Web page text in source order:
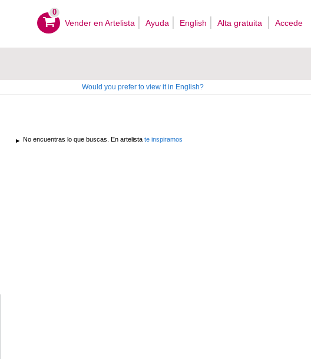
0
Vender en Artelista Ayuda English Alta gratuita Accede
Would you prefer to view it in English?
No encuentras lo que buscas. En artelista te inspiramos